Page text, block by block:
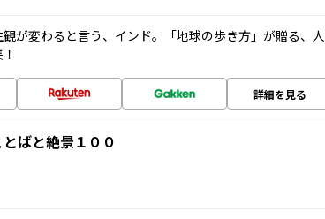
が変わると言う、インド。「地球の歩き方」が贈る、人
詳細を見る
ばと絶景１００